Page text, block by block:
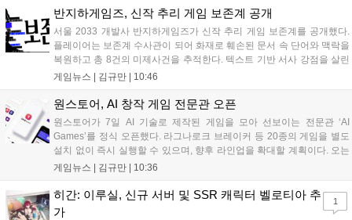
대를 모으고 있다....
반지하게임즈, 신작 추리 게임 보존계 공개
서울 2033 개발사 반지하게임즈가 신작 추리 게임 보존계를 공개했다.
플레이어는 보존계 수사관이 되어 화재로 훼손된 문서 속 단어와 맥락을
복원하고 총 8건의 미제사건을 추적한다. 텍스트 기반 서사 강점을 살린
이번 게임은 정보 조합과 사건 재구성이 핵심이며, 현재 스팀 상점 페이
개발에 박차를 가하고 있다....
게임뉴스 | 김규만 10:46
원스토어, AI 창작 게임 전문관 오픈
원스토어가 7일 AI 기술로 제작된 게임을 모아 선보이는 전문관 ‘AI
Games’를 정식 오픈했다. 라그나로크 브레이커 등 20종의 게임을 별도
설치 없이 즉시 실행할 수 있으며, 향후 라인업을 확대할 계획이다. 오는
11일부터는 게임 실행 시 할인 쿠폰을 지급하는 오픈 기념 이벤트도 진
있는 환경을 조성해 창작자와 이용자 모두에게 새로운 경험을 제공할 것
으로 기대된다....
게임뉴스 | 김규만 10:36
히간: 이루실, 신규 서버 및 SSR 캐릭터 벨로티아 추
가
1